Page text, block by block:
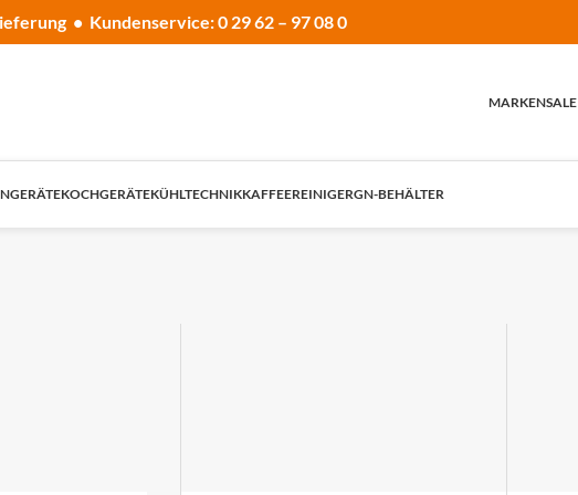
• Kundenservice: 0 29 62 – 97 08 0
MARKENSALE
KOCHGERÄTEKÜHLTECHNIKKAFFEEREINIGERGN-BEHÄLTER